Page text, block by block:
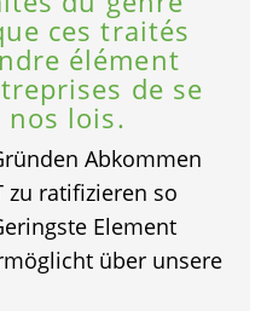
ces traités
élément
de se
nos lois.
Abkommen
zu ratifizieren so
Element
über unsere